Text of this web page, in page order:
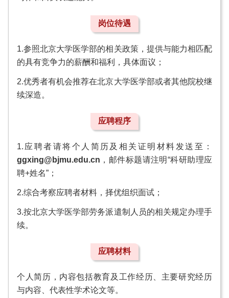
岗位待遇
1.参照北京大学医学部的相关政策，提供与能力相匹配
的具有竞争力的薪酬和福利，具体面议；
2.优秀者有机会推荐在北京大学医学部或者其他院校继
续深造。
应聘程序
1.应聘者请将个人简历及相关证明材料发送至：
ggxing@bjmu.edu.cn ，邮件标题请注明“科研助理应
聘+姓名”；
2.综合考察应聘者材料，择优组织面试；
3.按北京大学医学部劳务派遣制人员的相关规定办理手
续。
应聘材料
个人简历，内容包括教育及工作经历、主要研究经历
与内容、代表性学术论文等。